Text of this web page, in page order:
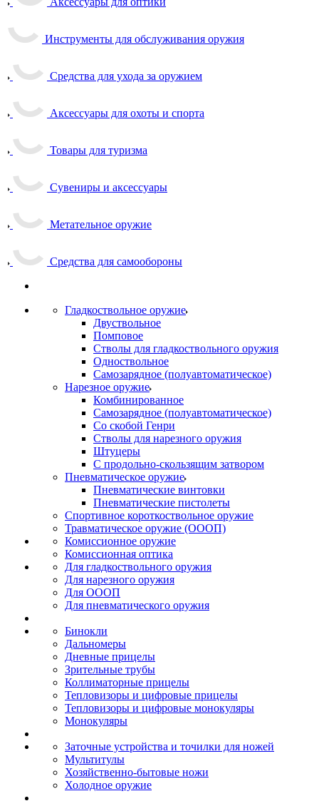
Инструменты для обслуживания оружия
Средства для ухода за оружием
Аксессуары для охоты и спорта
Товары для туризма
Сувениры и аксессуары
Метательное оружие
Средства для самообороны
Гладкоствольное оружие
Двуствольное
Помповое
Стволы для гладкоствольного оружия
Одноствольное
Самозарядное (полуавтоматическое)
Нарезное оружие
Комбинированное
Самозарядное (полуавтоматическое)
Со скобой Генри
Стволы для нарезного оружия
Штуцеры
С продольно-скользящим затвором
Пневматическое оружие
Пневматические винтовки
Пневматические пистолеты
Спортивное короткоствольное оружие
Травматическое оружие (ОООП)
Комиссионное оружие
Комиссионная оптика
Для гладкоствольного оружия
Для нарезного оружия
Для ОООП
Для пневматического оружия
Бинокли
Дальномеры
Дневные прицелы
Зрительные трубы
Коллиматорные прицелы
Тепловизоры и цифровые прицелы
Тепловизоры и цифровые монокуляры
Монокуляры
Заточные устройства и точилки для ножей
Мультитулы
Хозяйственно-бытовые ножи
Холодное оружие